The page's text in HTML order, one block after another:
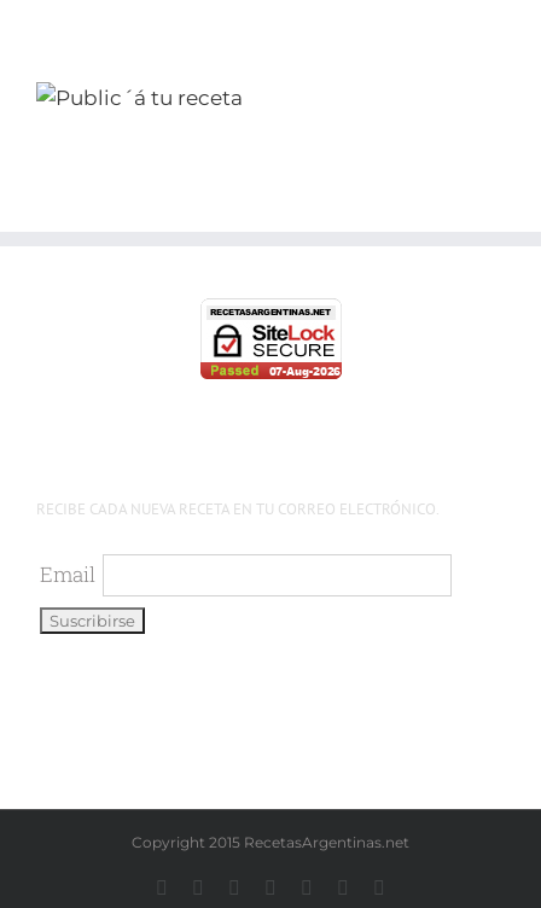
RECIBE CADA NUEVA RECETA EN TU CORREO ELECTRÓNICO.
Email
Copyright 2015 RecetasArgentinas.net
FacebookInstagramYouTubeLinkedIn Pinterest